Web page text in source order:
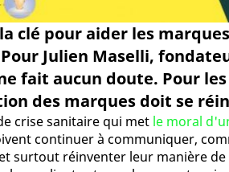
clé pour aider les
Julien Maselli,
fait aucun doute. Pour
des marques doit se
crise sanitaire qui met le moral
continuer à communiquer,
surtout réinventer leur manière